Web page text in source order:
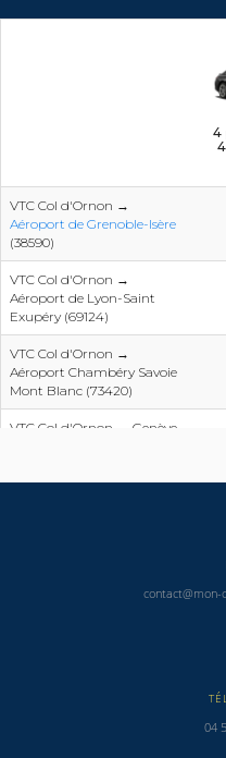
4
4
VTC Col d'Ornon →
Aéroport de Grenoble-Isère
(38590)
VTC Col d'Ornon →
Aéroport de Lyon-Saint
Exupéry (69124)
VTC Col d'Ornon →
Aéroport Chambéry Savoie
Mont Blanc (73420)
VTC Col d'Ornon → Genève
contact@mon-
04